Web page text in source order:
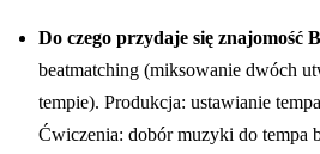
Do czego przydaje się znajomość
beatmatching (miksowanie dwóch
tempie). Produkcja: ustawianie
Ćwiczenia: dobór muzyki do tempa